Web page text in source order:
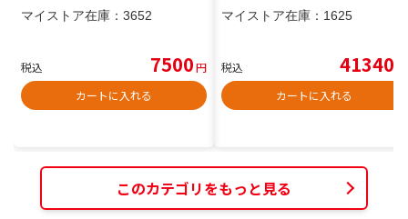
マイストア在庫： 3652
税込 7500円
カートに入れる
マイストア在庫： 1625
税込 41340
カートに入れる
このカテゴリをもっと見る